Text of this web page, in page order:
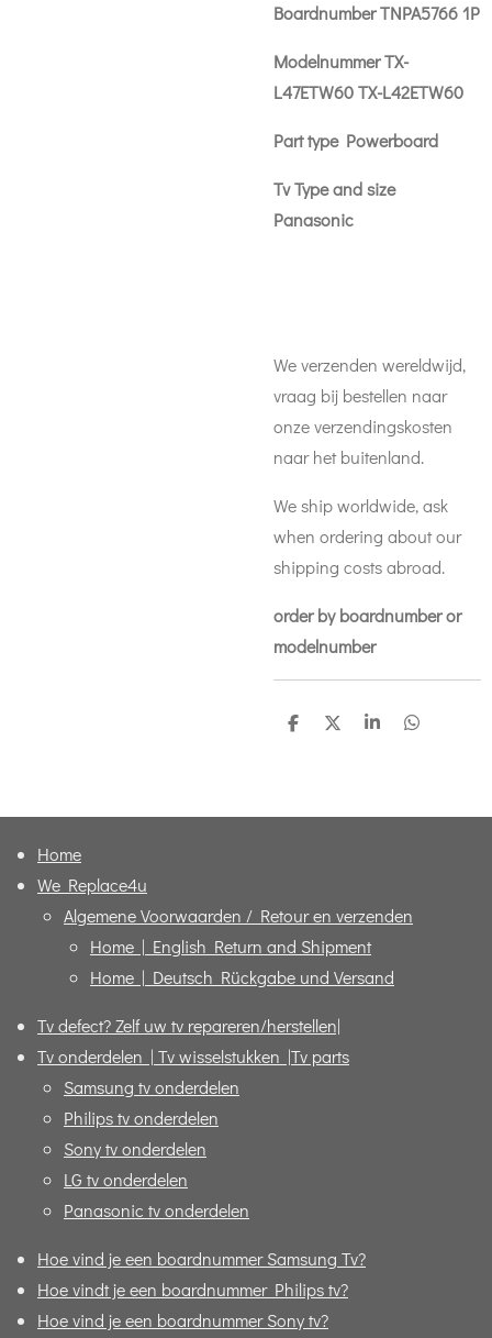
Boardnumber TNPA5766 1P
Modelnummer TX-
L47ETW60 TX-L42ETW60
Part type Powerboard
Tv Type and size
Panasonic
We verzenden wereldwijd,
vraag bij bestellen naar
onze verzendingskosten
naar het buitenland.
We ship worldwide, ask
when ordering about our
shipping costs abroad.
order by boardnumber or
modelnumber
D
D
S
D
Home
We Replace4u
Algemene Voorwaarden / Retour en verzenden
Home | English Return and Shipment
Home | Deutsch Rückgabe und Versand
Tv defect? Zelf uw tv repareren/herstellen|
Tv onderdelen | Tv wisselstukken |Tv parts
Samsung tv onderdelen
Philips tv onderdelen
Sony tv onderdelen
LG tv onderdelen
Panasonic tv onderdelen
Hoe vind je een boardnummer Samsung Tv?
Hoe vindt je een boardnummer Philips tv?
Hoe vind je een boardnummer Sony tv?